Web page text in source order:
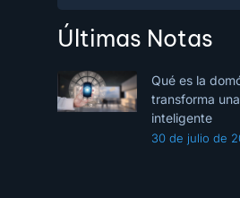
Últimas Notas
Qué es la
transforma
inteligente
30 de julio de